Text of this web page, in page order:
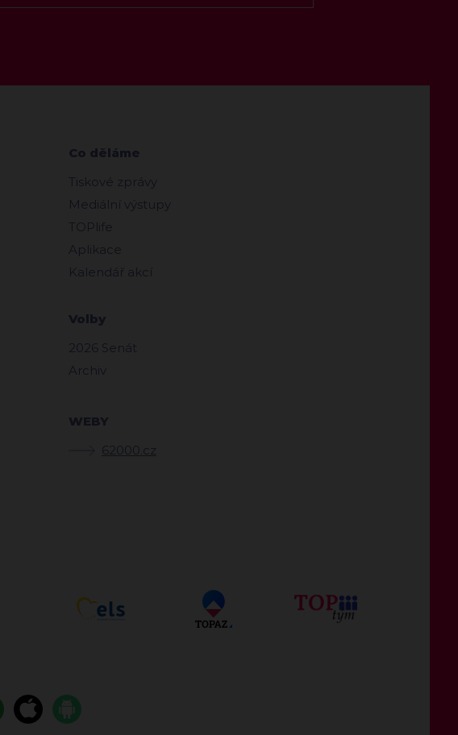
Co děláme
Tiskové zprávy
Mediální výstupy
TOPlife
Aplikace
Kalendář akcí
Volby
2026 Senát
Archiv
WEBY
62000.cz